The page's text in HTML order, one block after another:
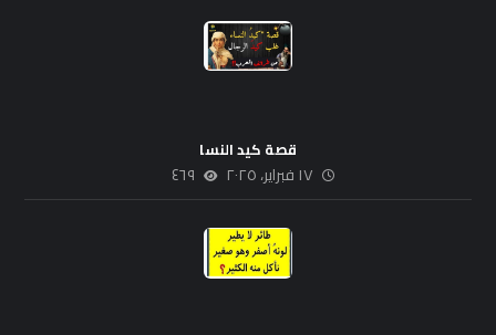
قصة كيد النسا
١٧ فبراير، ٢٠٢٥ ٤٦٩